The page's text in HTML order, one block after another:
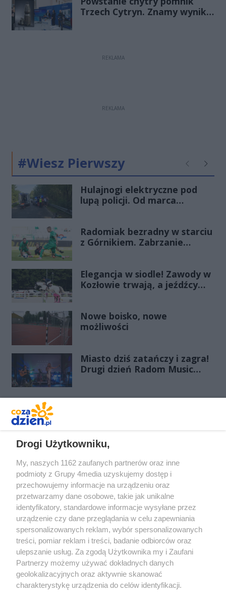
Trzech Cytryn. Znamy wyniki
REKLAMA
REKLAMA
#Wiesz Pierwszy Poprzednie
Hulajnogi elektryczne pod
lupą policji. Od marca
Radomiak bezradny w starciu
z Górnikiem. Zabrzanie
Elegancja w siodle! Zawody w
Kozłowie trwają, a jeźdźcy
Nowe boisko, nowe
możliwości
Miasto dziś zatańczy i zagra!
Drugi dzień Radom Music
Redakcja Reklama Prywatność
Praca Łódź
the:protocol
Drogi Użytkowniku,
My, naszych 1162 zaufanych partnerów oraz inne
podmioty z Grupy 4media uzyskujemy dostęp i
przechowujemy informacje na urządzeniu oraz
przetwarzamy dane osobowe, takie jak unikalne
identyfikatory, standardowe informacje wysyłane przez
urządzenie czy dane przeglądania w celu zapewniania
spersonalizowanych reklam, wybór spersonalizowanych
treści, pomiar reklam i treści, badanie odbiorców oraz
ulepszanie usług. Za zgodą Użytkownika my i Zaufani
Partnerzy możemy używać dokładnych danych
geolokalizacyjnych oraz aktywnie skanować
charakterystykę urządzenia do celów identyfikacji.